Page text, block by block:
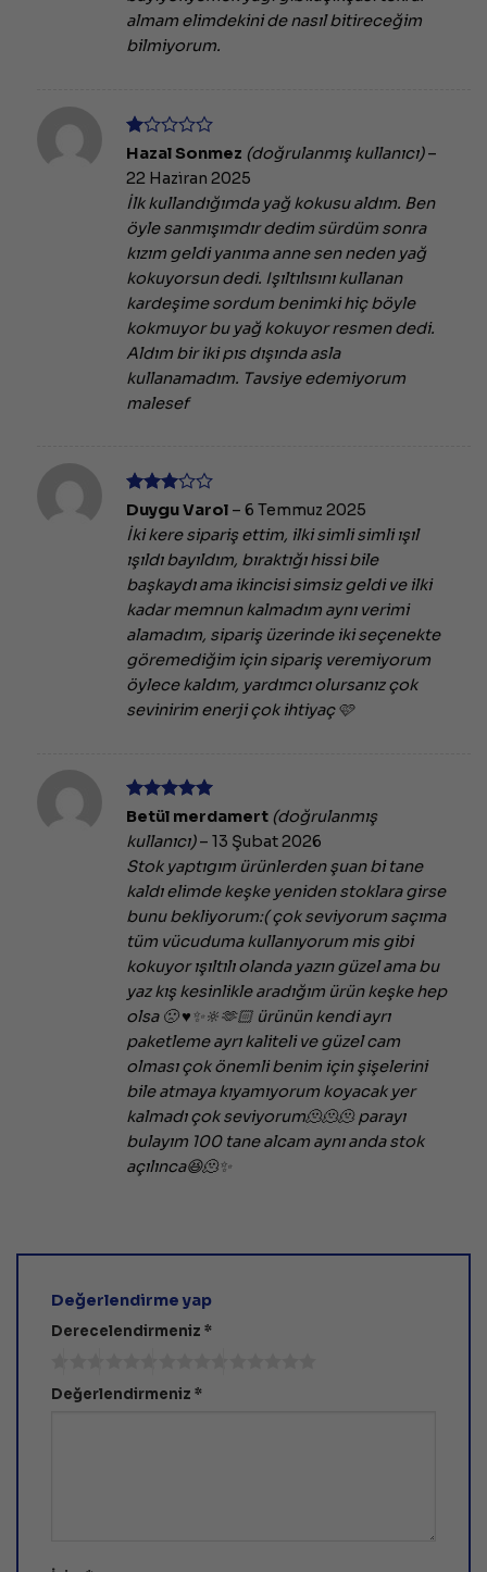
almam elimdekini de nasıl bitireceğim
bilmiyorum.
5
1
oy
aldı
Hazal Sonmez (doğrulanmış kullanıcı) –
22 Haziran 2025
İlk kullandığımda yağ kokusu aldım. Ben
öyle sanmışımdır dedim sürdüm sonra
kızım geldi yanıma anne sen neden yağ
kokuyorsun dedi. Işıltılısını kullanan
kardeşime sordum benimki hiç böyle
kokmuyor bu yağ kokuyor resmen dedi.
Aldım bir iki pıs dışında asla
kullanamadım. Tavsiye edemiyorum
malesef
5
üzerinden
3oy
aldı
Duygu Varol – 6 Temmuz 2025
İki kere sipariş ettim, ilki simli simli ışıl
ışıldı bayıldım, bıraktığı hissi bile
başkaydı ama ikincisi simsiz geldi ve ilki
kadar memnun kalmadım aynı verimi
alamadım, sipariş üzerinde iki seçenekte
göremediğim için sipariş veremiyorum
öylece kaldım, yardımcı olursanız çok
sevinirim enerji çok ihtiyaç 🩷
5 üzerinden
oy aldı
Betül merdamert (doğrulanmış
kullanıcı) – 13 Şubat 2026
Stok yaptıgım ürünlerden şuan bi tane
kaldı elimde keşke yeniden stoklara girse
bunu bekliyorum:( çok seviyorum saçıma
tüm vücuduma kullanıyorum mis gibi
kokuyor ışıltılı olanda yazın güzel ama bu
yaz kış kesinlikle aradığım ürün keşke hep
olsa 🙁 ♥️✨🔆🫶🏻 ürünün kendi ayrı
paketleme ayrı kaliteli ve güzel cam
olması çok önemli benim için şişelerini
bile atmaya kıyamıyorum koyacak yer
kalmadı çok seviyorum🫠🫠🫠 parayı
bulayım 100 tane alcam aynı anda stok
açılınca😆🫠✨
Değerlendirme yap
Derecelendirmeniz *
Değerlendirmeniz *